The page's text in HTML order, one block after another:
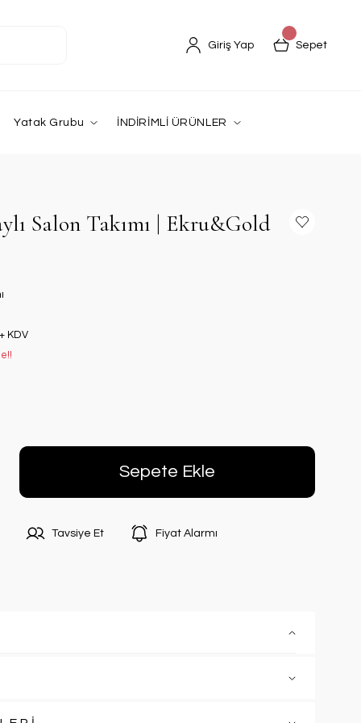
Giriş Yap Sepet
Yatak Grubu İNDİRİMLİ ÜRÜNLER
Salon Takımı | Ekru&Gold
KDV
Sepete Ekle
Tavsiye Et Fiyat Alarmı